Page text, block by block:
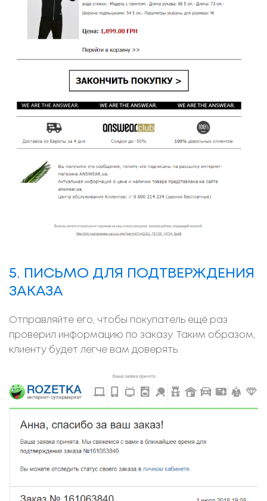
5. ПИСЬМО ДЛЯ ПОДТВЕРЖДЕНИЯ
ЗАКАЗА
Отправляйте его, чтобы покупатель ещё раз
проверил информацию по заказу. Таким образом,
клиенту будет легче вам доверять.